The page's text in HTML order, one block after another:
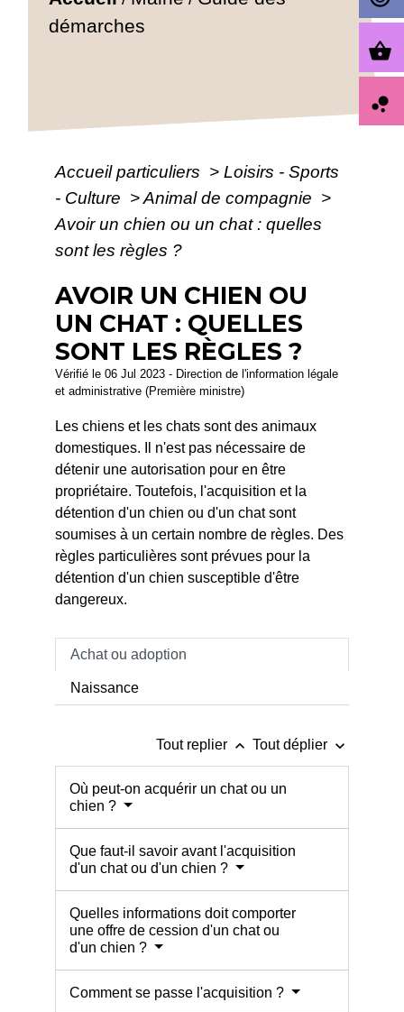
démarches
Accueil particuliers > Loisirs - Sports
- Culture >Animal de compagnie >
Avoir un chien ou un chat : quelles
sont les règles ?
AVOIR UN CHIEN OU
UN CHAT : QUELLES
SONT LES RÈGLES ?
Vérifié le 06 Jul 2023 - Direction de l'information légale
et administrative (Première ministre)
Les chiens et les chats sont des animaux
domestiques. Il n'est pas nécessaire de
détenir une autorisation pour en être
propriétaire. Toutefois, l'acquisition et la
détention d'un chien ou d'un chat sont
soumises à un certain nombre de règles. Des
règles particulières sont prévues pour la
détention d'un chien susceptible d'être
dangereux.
Achat ou adoption
Naissance
Tout replier keyboard_arrow_up Tout déplier keyboard_arrow_down
Où peut-on acquérir un chat ou un
chien ?
Que faut-il savoir avant l'acquisition
d'un chat ou d'un chien ?
Quelles informations doit comporter
une offre de cession d'un chat ou
d'un chien ?
Comment se passe l'acquisition ?
shopping_basket
bubble_chart